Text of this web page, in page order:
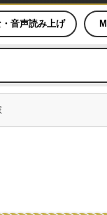
音声読み上げ